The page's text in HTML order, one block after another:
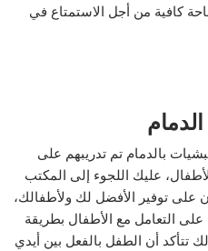
كافية من أجل الاستمتاع في
بالدمام تم تدريبهم على
عليك اللجوء إلى المكتب
على توفير الأفضل لك ولأطفالك،
التعامل مع الأطفال بطريقة
تتأكد أن الطفل بالفعل بين أيدي